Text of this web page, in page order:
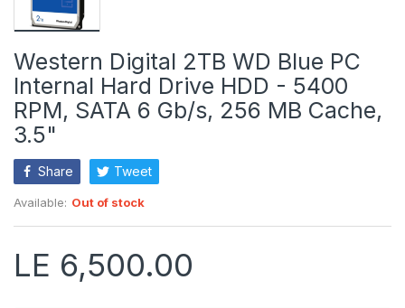
Western Digital 2TB WD Blue PC
Internal Hard Drive HDD - 5400
RPM, SATA 6 Gb/s, 256 MB Cache,
3.5"
Share Tweet
Available: Out of stock
LE 6,500.00